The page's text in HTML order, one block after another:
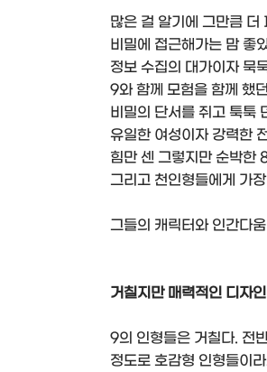
많은 걸 알기에 그만큼 더
비밀에 접근해가는 맘 좋
정보 수집의 대가이자 묵
9와 함께 모험을 함께 했
비밀의 단서를 쥐고 툭툭
유일한 여성이자 강력한
힘만 센 그렇지만 순박한
그리고 천인형들에게 가
그들의 캐릭터와 인간다
거칠지만 매력적인 디자
9의 인형들은 거칠다. 전
정도로 호감형 인형들이